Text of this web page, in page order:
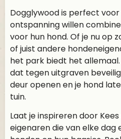
Dogglywood is perfect
ontspanning willen
voor hun hond. Of je nu op
of juist andere
het park biedt het
dat tegen uitgraven
deur openen en je hond
tuin.
Laat je inspireren door
eigenaren die van elke